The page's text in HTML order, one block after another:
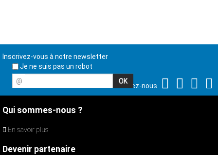
Inscrivez-vous à notre newsletter
Je ne suis pas un robot
@
Suivez-nous
Qui sommes-nous ?
En savoir plus
Devenir partenaire